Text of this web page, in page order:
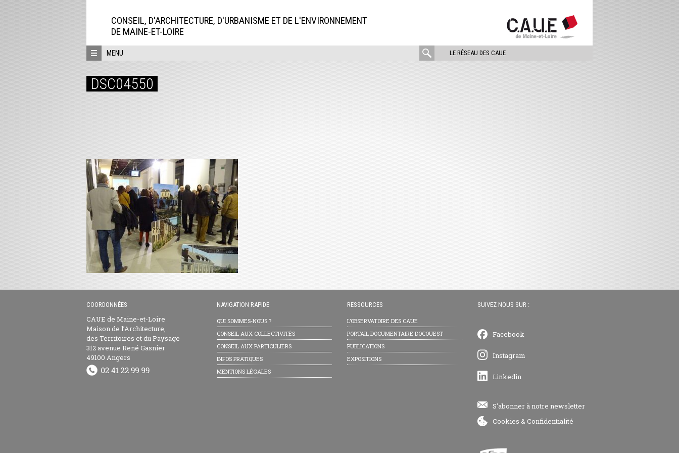
CONSEIL, D'ARCHITECTURE, D'URBANISME ET DE L'ENVIRONNEMENT
DE MAINE-ET-LOIRE
MENU LE RÉSEAU DES CAUE
rechercher
:
DSC04550
COORDONNÉES
CAUE de Maine-et-Loire
Maison de l’Architecture,
des Territoires et du Paysage
312 avenue René Gasnier
49100 Angers
NAVIGATION RAPIDE
QUI SOMMES-NOUS ?
CONSEIL AUX COLLECTIVITÉS
CONSEIL AUX PARTICULIERS
INFOS PRATIQUES
MENTIONS LÉGALES
RESSOURCES
L’OBSERVATOIRE DES CAUE
PORTAIL DOCUMENTAIRE DOCOUEST
PUBLICATIONS
EXPOSITIONS
SUIVEZ NOUS SUR :
Facebook
Instagram
Linkedin
S'abonner à notre newsletter
Cookies & Confidentialité